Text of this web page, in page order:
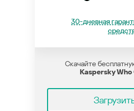
30-дневная
Скачайте
Kaspersky Who